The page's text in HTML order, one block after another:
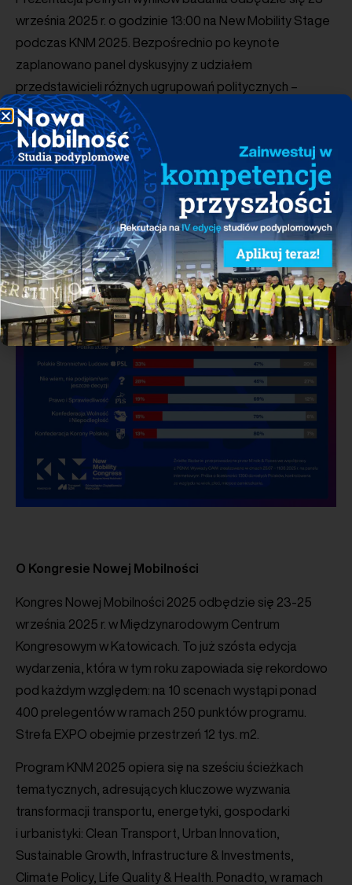
września 2025 r. o godzinie 13:00 na New Mobility Stage
podczas KNM 2025. Bezpośrednio po keynote
zaplanowano panel dyskusyjny z udziałem
przedstawicieli różnych ugrupowań politycznych –
„Polityczne aspekty zrównoważonego rozwoju:
Czy głosujemy za dekarbonizacją i nową mobilnością?”.
O Kongresie Nowej Mobilności
Kongres Nowej Mobilności 2025 odbędzie się 23-25
września 2025 r. w Międzynarodowym Centrum
Kongresowym w Katowicach. To już szósta edycja
wydarzenia, która w tym roku zapowiada się rekordowo
pod każdym względem: na 10 scenach wystąpi ponad
400 prelegentów w ramach 250 punktów programu.
Strefa EXPO obejmie przestrzeń 12 tys. m2.
Program KNM 2025 opiera się na sześciu ścieżkach
tematycznych, adresujących kluczowe wyzwania
transformacji transportu, energetyki, gospodarki
i urbanistyki: Clean Transport, Urban Innovation,
Sustainable Growth, Infrastructure & Investments,
Climate Policy, Life Quality & Health. Ponadto, w ramach